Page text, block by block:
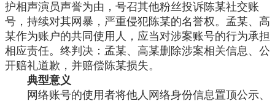
护相声演员声誉为由，号召其他粉丝投诉陈某社交账
号，持续对其网暴，严重侵犯陈某的名誉权。孟某、高
某作为账户的共同使用人，应当对涉案账号的行为承担
相应责任。终判决：孟某、高某删除涉案相关信息、公
开赔礼道歉，并赔偿陈某损失。
典型意义
网络账号的使用者将他人网络身份信息置顶公示、